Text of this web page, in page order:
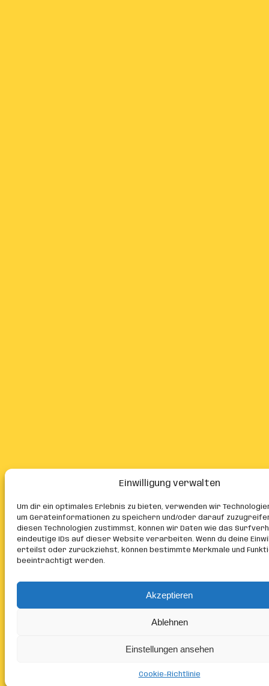
Einwilligung verwalten
Um dir ein optimales Erlebnis zu bieten, verwenden wir
um Geräteinformationen zu speichern und/oder darauf
diesen Technologien zustimmst, können wir Daten wie das
eindeutige IDs auf dieser Website verarbeiten. Wenn du deine
erteilst oder zurückziehst, können bestimmte Merkmale und
beeinträchtigt werden.
Akzeptieren
Ablehnen
Einstellungen ansehen
Cookie-Richtlinie